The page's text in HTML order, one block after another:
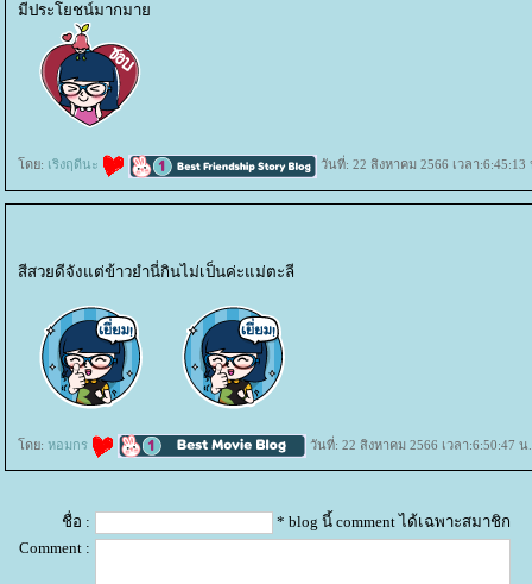
มีประโยชน์มากมา
ดย: เริงฤดีนะ วันที่: 22 สิงหาคม 2566 เวลา:6:45:13
สีสวยดีจังแต่ข้าวยำนี่กินไม่เป็นค่ะแม่ตะลี
ดย: หอมกร วันที่: 22 สิงหาคม 2566 เวลา:6:50:47 น.
ชื่อ :
* blog นี้ comment ได้เฉพาะสมาชิก
Comment :